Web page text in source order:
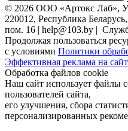
© 2026 ООО «Артокс Лаб»,
220012, Республика
пом. 16 | help@103.by |
Продолжая пользоваться
с условиями Политики
Эффективная реклама на
Обработка файлов cookie
Наш сайт использует файлы
пользователей сайта,
его улучшения, сбора
персонализированных